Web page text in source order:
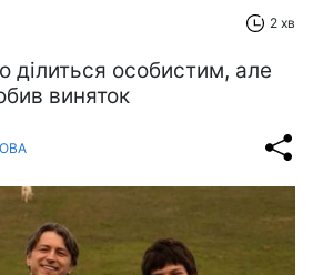
2 хв
ділиться особистим, але
виняток